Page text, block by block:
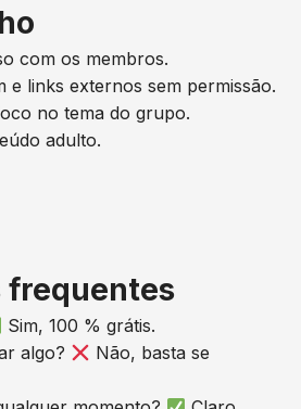
com os membros.
e links externos sem permissão.
no tema do grupo.
adulto.
frequentes
Sim, 100 % grátis.
algo?
Não, basta se